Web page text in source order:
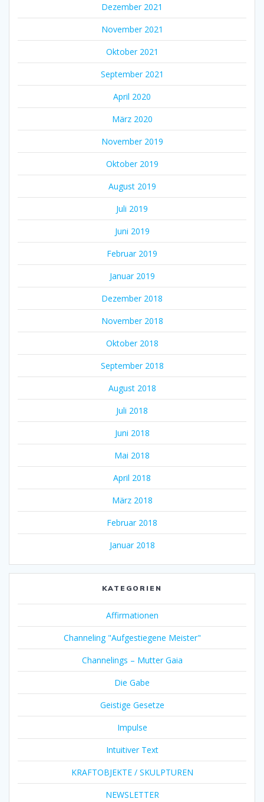
Dezember 2021
November 2021
Oktober 2021
September 2021
April 2020
März 2020
November 2019
Oktober 2019
August 2019
Juli 2019
Juni 2019
Februar 2019
Januar 2019
Dezember 2018
November 2018
Oktober 2018
September 2018
August 2018
Juli 2018
Juni 2018
Mai 2018
April 2018
März 2018
Februar 2018
Januar 2018
KATEGORIEN
Affirmationen
Channeling "Aufgestiegene Meister"
Channelings – Mutter Gaia
Die Gabe
Geistige Gesetze
Impulse
Intuitiver Text
KRAFTOBJEKTE / SKULPTUREN
NEWSLETTER